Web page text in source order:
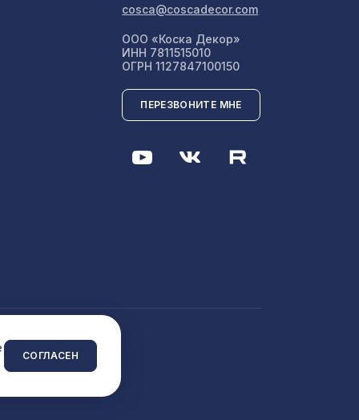
см
385 ₽
cosca@coscadecor.com
ООО «Коска Декор»
ИНН 7811515010
ОГРН 1127847100150
ПЕРЕЗВОНИТЕ МНЕ
СОГЛАСЕН